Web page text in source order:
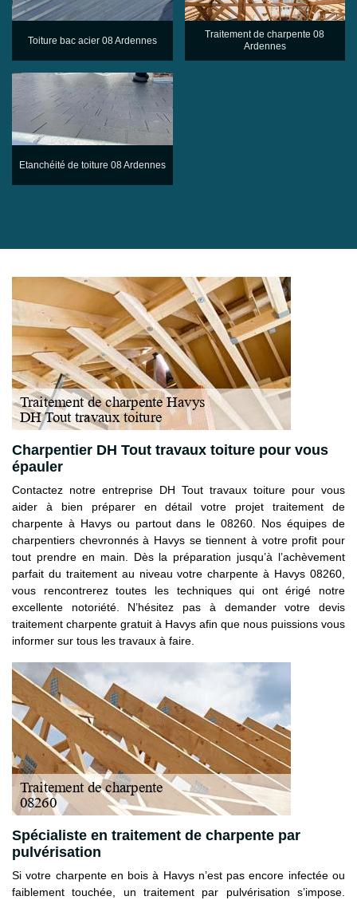
Toiture bac acier 08 Ardennes
Traitement de charpente 08
Ardennes
Etanchéité de toiture 08 Ardennes
Charpentier DH Tout travaux toiture pour vous
épauler
Contactez notre entreprise DH Tout travaux toiture pour vous
aider à bien préparer en détail votre projet traitement de
charpente à Havys ou partout dans le 08260. Nos équipes de
charpentiers chevronnés à Havys se tiennent à votre profit pour
tout prendre en main. Dès la préparation jusqu’à l’achèvement
parfait du traitement au niveau votre charpente à Havys 08260,
vous rencontrerez toutes les techniques qui ont érigé notre
excellente notoriété. N’hésitez pas à demander votre devis
traitement charpente gratuit à Havys afin que nous puissions vous
informer sur tous les travaux à faire.
Spécialiste en traitement de charpente par
pulvérisation
Si votre charpente en bois à Havys n’est pas encore infectée ou
faiblement touchée, un traitement par pulvérisation s’impose.